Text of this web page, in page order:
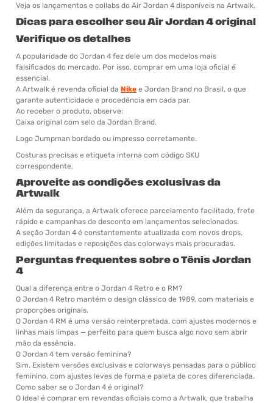
Veja os lançamentos e collabs do Air Jordan 4 disponíveis na Artwalk.
Dicas para escolher seu Air Jordan 4 original
Verifique os detalhes
A popularidade do Jordan 4 fez dele um dos modelos mais
falsificados do mercado. Por isso, comprar em uma loja oficial é
essencial.
A Artwalk é revenda oficial da Nike e Jordan Brand no Brasil, o que
garante autenticidade e procedência em cada par.
Ao receber o produto, observe:
Caixa original com selo da Jordan Brand.
Logo Jumpman bordado ou impresso corretamente.
Costuras precisas e etiqueta interna com código SKU
correspondente.
Aproveite as condições exclusivas da
Artwalk
Além da segurança, a Artwalk oferece parcelamento facilitado, frete
rápido e campanhas de desconto em lançamentos selecionados.
A seção Jordan 4 é constantemente atualizada com novos drops,
edições limitadas e reposições das colorways mais procuradas.
Perguntas frequentes sobre o Tênis Jordan
4
Qual a diferença entre o Jordan 4 Retro e o RM?
O Jordan 4 Retro mantém o design clássico de 1989, com materiais e
proporções originais.
O Jordan 4 RM é uma versão reinterpretada, com ajustes modernos e
linhas mais limpas — perfeito para quem busca algo novo sem abrir
mão da essência.
O Jordan 4 tem versão feminina?
Sim. Existem versões exclusivas e colorways pensadas para o público
feminino, com ajustes leves de forma e paleta de cores diferenciada.
Como saber se o Jordan 4 é original?
O ideal é comprar em revendas oficiais como a Artwalk, que trabalha